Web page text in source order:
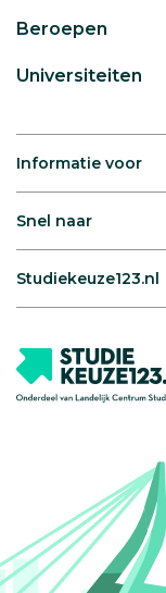
Beroepen
Universiteiten
Informatie voor
Snel naar
Studiekeuze123.nl